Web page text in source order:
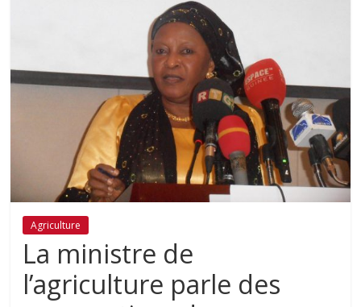
Agriculture
La ministre de
l’agriculture parle des